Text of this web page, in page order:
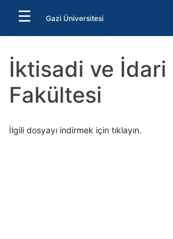
☰ Gazi Üniversitesi
İktisadi ve İdari
Fakültesi
İlgili dosyayı indirmek için tıklayın.